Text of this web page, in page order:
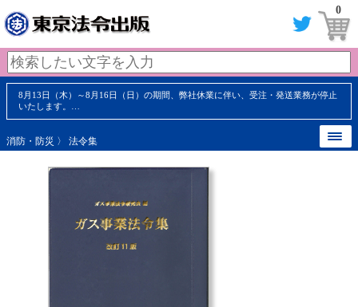
0
8月13日（木）～8月16日（日）の期間、弊社休業に伴い、受注・発送業務が停止
いたします。…
消防・防災 〉 法令集